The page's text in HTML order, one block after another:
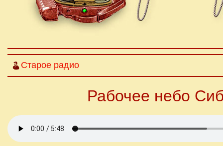
Старое радио
Рабочее небо